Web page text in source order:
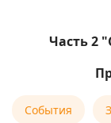
Часть 2
События